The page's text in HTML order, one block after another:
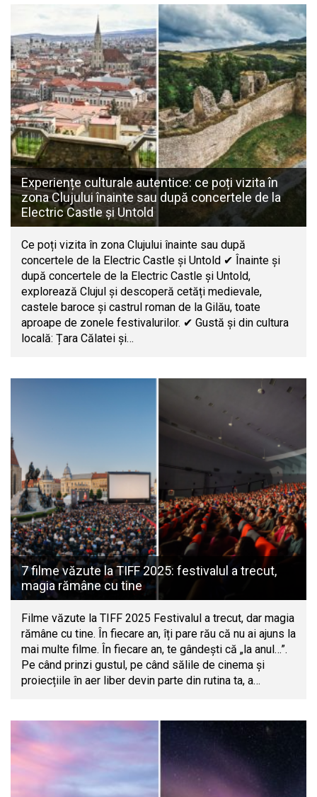
Experiențe culturale autentice: ce poți vizita în
zona Clujului înainte sau după concertele de la
Electric Castle și Untold
Ce poți vizita în zona Clujului înainte sau după
concertele de la Electric Castle și Untold ✔ Înainte și
după concertele de la Electric Castle și Untold,
explorează Clujul și descoperă cetăți medievale,
castele baroce și castrul roman de la Gilău, toate
aproape de zonele festivalurilor. ✔ Gustă și din cultura
locală: Țara Călatei și…
7 filme văzute la TIFF 2025: festivalul a trecut,
magia rămâne cu tine
Filme văzute la TIFF 2025 Festivalul a trecut, dar magia
rămâne cu tine. În fiecare an, îți pare rău că nu ai ajuns la
mai multe filme. În fiecare an, te gândești că „la anul…”.
Pe când prinzi gustul, pe când sălile de cinema și
proiecțiile în aer liber devin parte din rutina ta, a…